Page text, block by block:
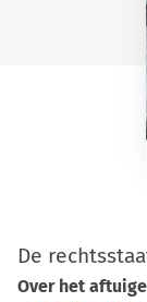
De
Over het